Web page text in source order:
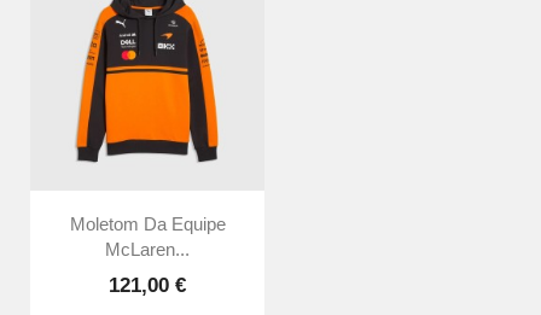
Moletom Da Equipe
McLaren...
121,00 €